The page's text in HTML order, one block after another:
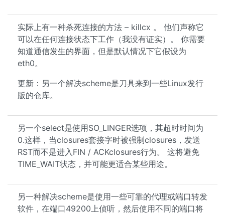
实际上有一种杀死连接的方法 – killcx 。 他们声称它
可以在任何连接状态下工作（我没有证实）。 你需要
知道通信发生的界面，但是默认情况下它假设为
eth0。
更新：另一个解决scheme是刀具来到一些Linux发行
版的仓库。
另一个select是使用SO_LINGER选项，其超时时间为
0.这样，当closures套接字时被强制closures，发送
RST而不是进入FIN / ACKclosures行为。 这将避免
TIME_WAIT状态，并可能更适合某些用途。
另一种解决scheme是使用一些可靠的代理或端口转发
软件，在端口49200上侦听，然后使用不同的端口将